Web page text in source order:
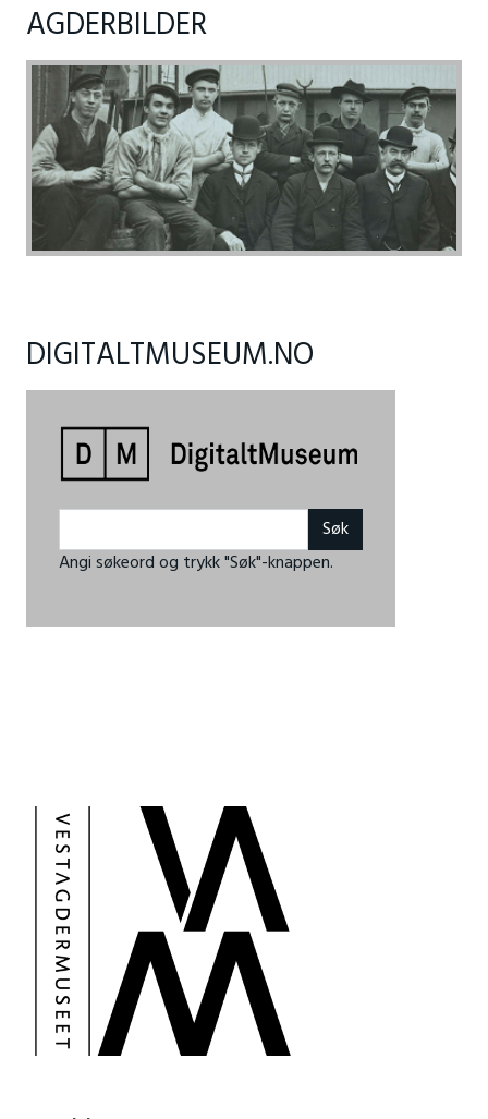
AGDERBILDER
DIGITALTMUSEUM.NO
Angi søkeord og trykk "Søk"-knappen.